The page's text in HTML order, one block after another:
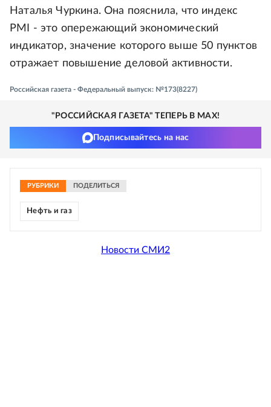
Наталья Чуркина. Она пояснила, что индекс
PMI - это опережающий экономический
индикатор, значение которого выше 50 пунктов
отражает повышение деловой активности.
Российская газета - Федеральный выпуск: №173(8227)
"РОССИЙСКАЯ ГАЗЕТА" ТЕПЕРЬ В MAX!
Подписывайтесь на нас
РУБРИКИ ПОДЕЛИТЬСЯ
Нефть и газ
Новости СМИ2